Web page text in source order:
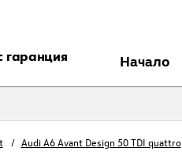
гаранция Началo
Audi A6 Avant Design 50 TDI quattro